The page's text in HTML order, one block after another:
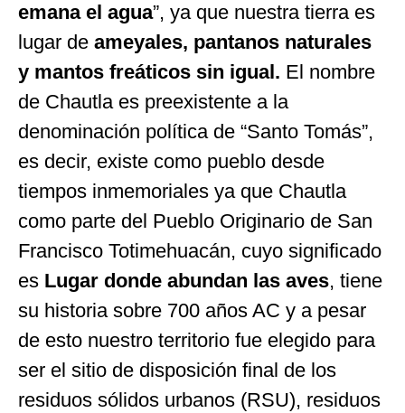
emana el agua”, ya que nuestra tierra es
lugar de ameyales, pantanos naturales
y mantos freáticos sin igual. El nombre
de Chautla es preexistente a la
denominación política de “Santo Tomás”,
es decir, existe como pueblo desde
tiempos inmemoriales ya que Chautla
como parte del Pueblo Originario de San
Francisco Totimehuacán, cuyo significado
es Lugar donde abundan las aves, tiene
su historia sobre 700 años AC y a pesar
de esto nuestro territorio fue elegido para
ser el sitio de disposición final de los
residuos sólidos urbanos (RSU), residuos